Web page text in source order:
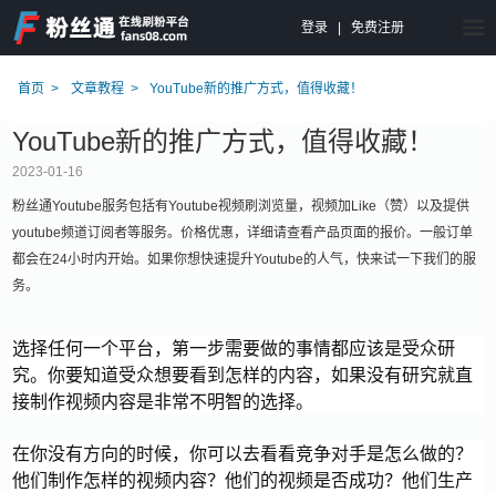
登录 免费注册
首页 文章教程 YouTube新的推广方式，值得收藏！
YouTube新的推广方式，值得收藏！
2023-01-16
粉丝通Youtube服务包括有Youtube视频刷浏览量，视频加Like（赞）以及提供
youtube频道订阅者等服务。价格优惠，详细请查看产品页面的报价。一般订单
都会在24小时内开始。如果你想快速提升Youtube的人气，快来试一下我们的服
务。
选择任何一个平台，第一步需要做的事情都应该是受众研
究。你要知道受众想要看到怎样的内容，如果没有研究就直
接制作视频内容是非常不明智的选择。
在你没有方向的时候，你可以去看看竞争对手是怎么做的？
他们制作怎样的视频内容？他们的视频是否成功？他们生产